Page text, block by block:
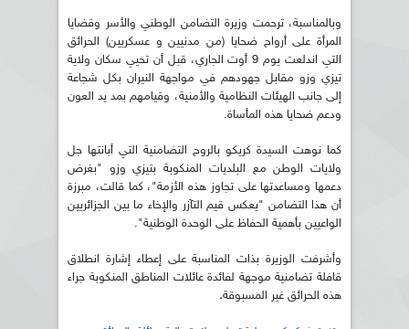
وبالمناسبة، ترحمت وزيرة التضامن الوطني والأسر وقضايا
المرأة على أرواح ضحايا (من مدنيين و عسكريين) الحرائق
التي اندلعت يوم 9 أوت الجاري، قبل أن تحيي سكان ولاية
تيزي وزو مقابل جهودهم في مواجهة النيران بكل شجاعة
إلى جانب الهيئات النظامية والأمنية، وقيامهم بمد يد العون
ودعم ضحايا هذه المأساة.
كما نوهت السيدة كريكو بالروح التضامنية التي أبانتها جل
ولايات الوطن مع البلديات المنكوبة بتيزي وزو "بغرض
دعمها ومساعدتها على تجاوز هذه الأزمة"، كما قالت، مبرزة
أن هذا التضامن "يعكس قيم التآزر والإخاء ما بين الجزائريين
الواعيين بأهمية الحفاظ على الوحدة الوطنية".
وأشرفت الوزيرة بذات المناسبة على إعطاء إشارة انطلاق
قافلة تضامنية موجهة لفائدة عائلات المناطق المنكوبة جراء
هذه الحرائق غير المسبوقة.